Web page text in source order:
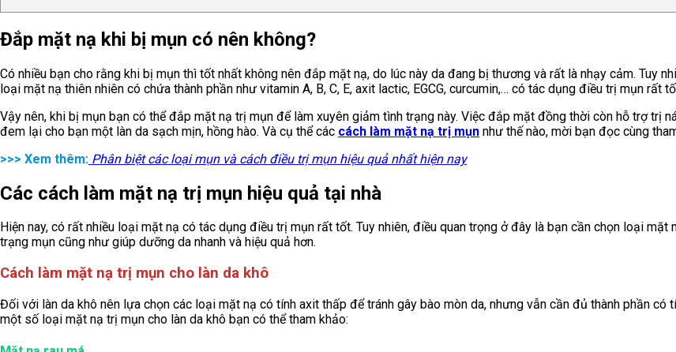
Đắp mặt nạ khi bị mụn có nên không?
Có nhiều bạn cho rằng khi bị mụn thì tốt nhất không nên đắp mặt nạ, do lúc này da đang bị thương và rất là nhạy cảm. Tuy
loại mặt nạ thiên nhiên có chứa thành phần như vitamin A, B, C, E, axit lactic, EGCG, curcumin,… có tác dụng điều trị mụn rất
Vậy nên, khi bị mụn bạn có thể đắp mặt nạ trị mụn để làm xuyên giảm tình trạng này. Việc đắp mặt đồng thời còn hỗ trợ trị
đem lại cho bạn một làn da sạch mịn, hồng hào. Và cụ thể các cách làm mặt nạ trị mụn như thế nào, mời bạn đọc cùng
>>> Xem thêm: Phân biệt các loại mụn và cách điều trị mụn hiệu quả nhất hiện nay
Các cách làm mặt nạ trị mụn hiệu quả tại nhà
Hiện nay, có rất nhiều loại mặt nạ có tác dụng điều trị mụn rất tốt. Tuy nhiên, điều quan trọng ở đây là bạn cần chọn loại
trạng mụn cũng như giúp dưỡng da nhanh và hiệu quả hơn.
Cách làm mặt nạ trị mụn cho làn da khô
Đối với làn da khô nên lựa chọn các loại mặt nạ có tính axit thấp để tránh gây bào mòn da, nhưng vẫn cần đủ thành phần
một số loại mặt nạ trị mụn cho làn da khô bạn có thể tham khảo: